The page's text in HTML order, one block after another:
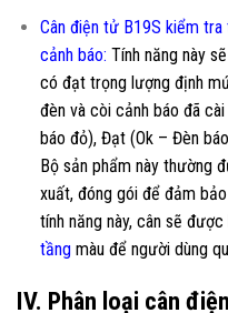
Cân điện tử B19S kiểm
cảnh báo: Tính năng này
có đạt trọng lượng định
đèn và còi cảnh báo đã
báo đỏ), Đạt (Ok – Đèn
Bộ sản phẩm này thường
xuất, đóng gói để đảm
tính năng này, cân sẽ
tầngmàu để người dùng
IV. Phân loại cân